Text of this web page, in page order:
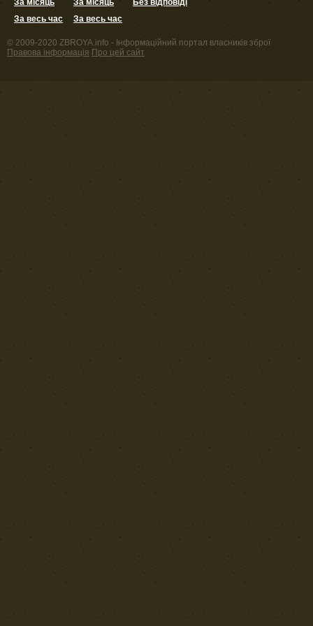
За місяць
За весь час
За місяць
За весь час
Без відповіді
© 2009-2020 ZBROYA.info - Інформаційний портал власників зброї
Правова інформація Про цей сайт